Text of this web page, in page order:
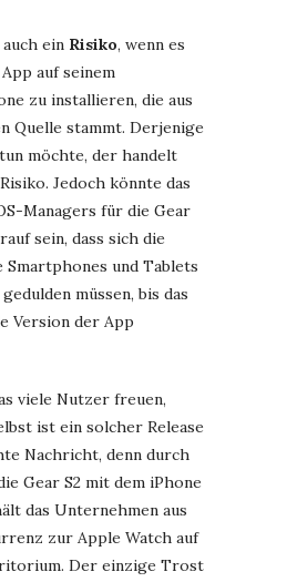
ein Risiko, wenn es
auf seinem
zu installieren, die aus
Quelle stammt. Derjenige
möchte, der handelt
Jedoch könnte das
Managers für die Gear
sein, dass sich die
und Tablets
müssen, bis das
Version der App
viele Nutzer freuen,
ist ein solcher Release
Nachricht, denn durch
Gear S2 mit dem iPhone
das Unternehmen aus
zur Apple Watch auf
Der einzige Trost